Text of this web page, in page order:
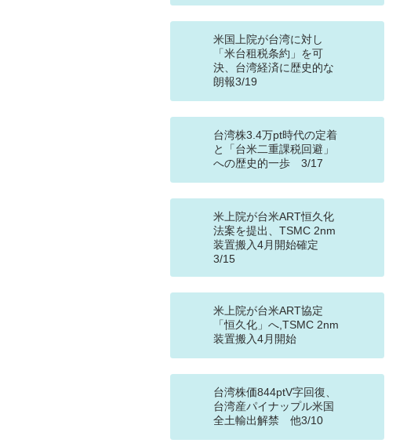
米国上院が台湾に対し
「米台租税条約」を可
決、台湾経済に歴史的な
朗報3/19
台湾株3.4万pt時代の定着
と「台米二重課税回避」
への歴史的一歩 3/17
米上院が台米ART恒久化
法案を提出、TSMC 2nm
装置搬入4月開始確定
3/15
米上院が台米ART協定
「恒久化」へ,TSMC 2nm
装置搬入4月開始
台湾株価844ptV字回復、
台湾産パイナップル米国
全土輸出解禁 他3/10